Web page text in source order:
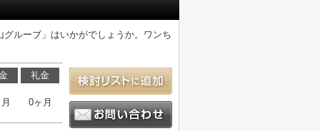
ルーブ」はいかがでしょうか。ワンち
礼金
0ヶ月